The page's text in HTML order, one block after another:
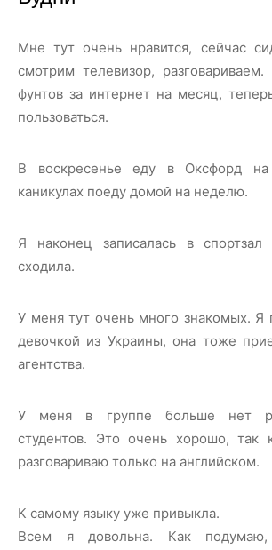
Мне тут очень нравится, сейчас
смотрим телевизор,
фунтов за интернет на месяц,
пользоваться.
В воскресенье еду в Оксфорд
каникулах поеду домой на неделю.
Я наконец записалась в
сходила.
У меня тут очень много знакомых. Я
девочкой из Украины, она тоже
агентства.
У меня в группе больше нет
студентов. Это очень хорошо, так
разговариваю только на английском.
К самому языку уже привыкла.
Всем я довольна. Как подумаю,